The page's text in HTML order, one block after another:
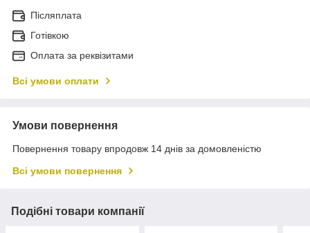
Післяплата
Готівкою
Оплата за реквізитами
Всі умови оплати
Умови повернення
Повернення товару впродовж 14 днів за домовленістю
Всі умови повернення
Подібні товари компанії